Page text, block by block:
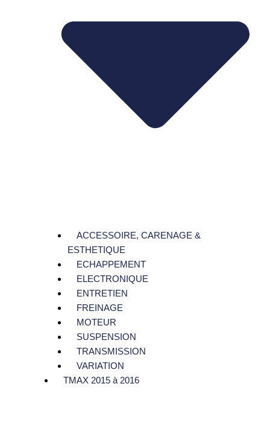
ACCESSOIRE, CARENAGE &
ESTHETIQUE
ECHAPPEMENT
ELECTRONIQUE
ENTRETIEN
FREINAGE
MOTEUR
SUSPENSION
TRANSMISSION
VARIATION
TMAX 2015 à 2016